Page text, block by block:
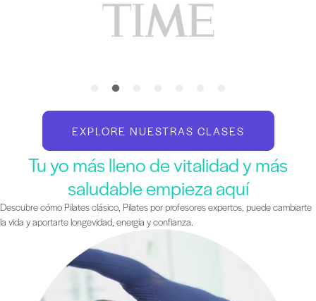
EXPLORE NUESTRAS CLASES
Tu yo más lleno de vitalidad y más
saludable empieza aquí
Descubre cómo Pilates clásico, Pilates por profesores expertos, puede cambiarte
la vida y aportarte longevidad, energía y confianza.